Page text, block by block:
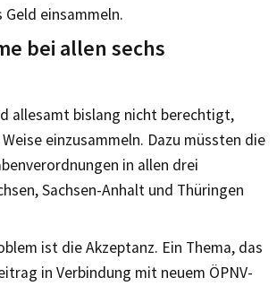
einsammeln.
bei allen sechs
allesamt bislang nicht berechtigt,
einzusammeln. Dazu müssten die
in allen drei
Sachsen-Anhalt und Thüringen
ist die Akzeptanz. Ein Thema, das
in Verbindung mit neuem ÖPNV-